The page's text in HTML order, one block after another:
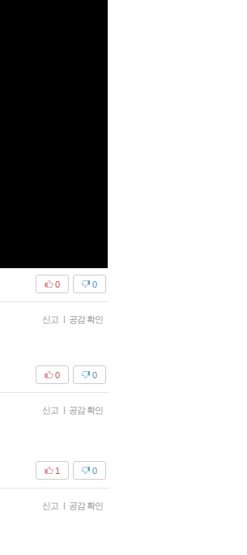
0
0
신고 | 공감 확인
0
0
신고 | 공감 확인
0
1
신고 | 공감 확인